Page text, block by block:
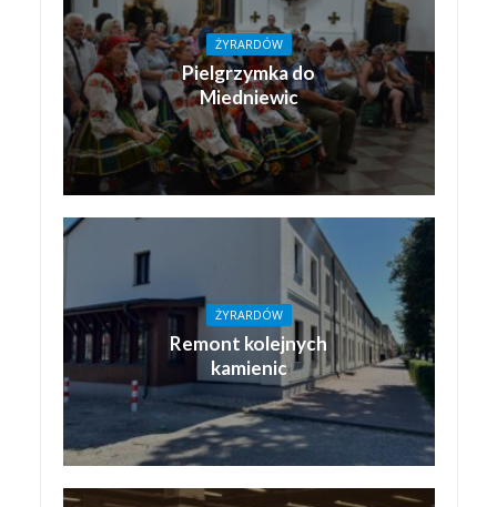
ŻYRARDÓW
Pielgrzymka do
Miedniewic
ŻYRARDÓW
Remont kolejnych
kamienic